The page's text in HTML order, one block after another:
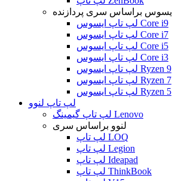
ایسوس براساس سری پردازنده
لپ تاپ ایسوس Core i9
لپ تاپ ایسوس Core i7
لپ تاپ ایسوس Core i5
لپ تاپ ایسوس Core i3
لپ تاپ ایسوس Ryzen 9
لپ تاپ ایسوس Ryzen 7
لپ تاپ ایسوس Ryzen 5
لپ تاپ لنوو
لپ تاپ گیمینگ Lenovo
لنوو براساس سری
لپ تاپ LOQ
لپ تاپ Legion
لپ تاپ Ideapad
لپ تاپ ThinkBook